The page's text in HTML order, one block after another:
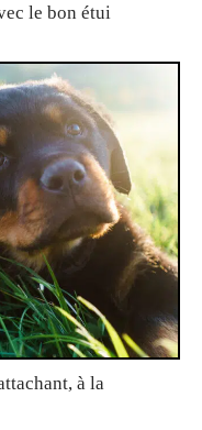
le bon étui
à la